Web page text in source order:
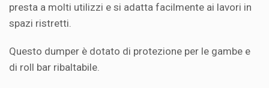
presta a molti utilizzi e si adatta facilmente ai lavori in
spazi ristretti.
Questo dumper è dotato di protezione per le gambe e
di roll bar ribaltabile.